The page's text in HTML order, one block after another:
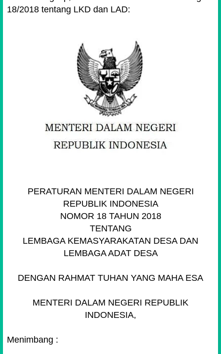
18/2018 tentang LKD dan LAD:
PERATURAN MENTERI DALAM NEGERI
REPUBLIK INDONESIA
NOMOR 18 TAHUN 2018
TENTANG
LEMBAGA KEMASYARAKATAN DESA DAN
LEMBAGA ADAT DESA
DENGAN RAHMAT TUHAN YANG MAHA ESA
MENTERI DALAM NEGERI REPUBLIK
INDONESIA,
Menimbang :